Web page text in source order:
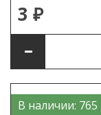
3 ₽
В наличии: 765